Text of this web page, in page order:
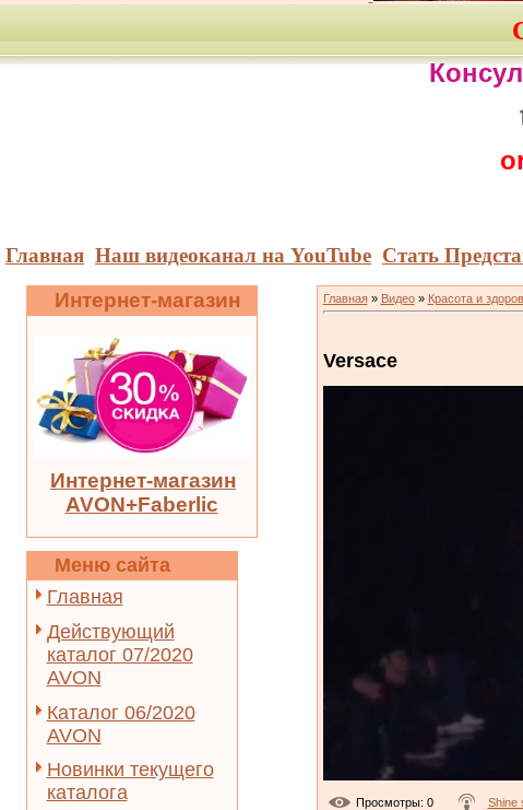
Главная Наш видеоканал на YouTube Стать
Интернет-магазин
Интернет-магазин
AVON+Faberlic
Меню сайта
Главная
Действующий
каталог 07/2020
AVON
Каталог 06/2020
AVON
Новинки текущего
каталога
Главная» Видео» Красота и
Versace
Просмотры: 0 Shine